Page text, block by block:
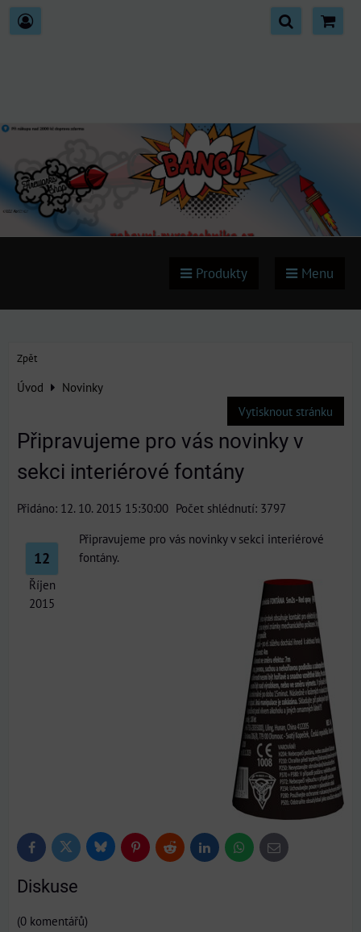
Produkty Menu
Zpět
Úvod
Novinky
Vytisknout stránku
Připravujeme pro vás novinky v
sekci interiérové fontány
Přidáno: 12. 10. 2015 15:30:00 Počet shlédnutí: 3797
12
Říjen
2015
Připravujeme pro vás novinky v sekci interiérové
fontány.
FacebookTwitter BlueskyPinterestReddit LinkedInWhatsApp
E-
mail
Diskuse
(0 komentářů)